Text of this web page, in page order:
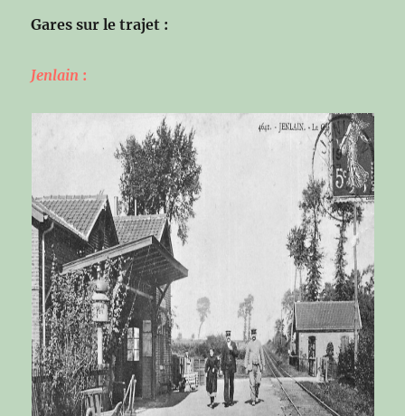
Gares sur le trajet :
Jenlain :